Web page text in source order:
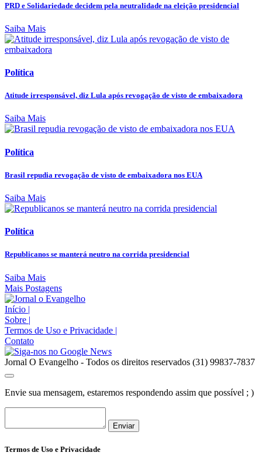
PRD e Solidariedade decidem pela neutralidade na eleição presidencial
Saiba Mais
Política
Atitude irresponsável, diz Lula após revogação de visto de embaixadora
Saiba Mais
Política
Brasil repudia revogação de visto de embaixadora nos EUA
Saiba Mais
Política
Republicanos se manterá neutro na corrida presidencial
Saiba Mais
Mais Postagens
Início |
Sobre |
Termos de Uso e Privacidade |
Contato
Jornal O Evangelho - Todos os direitos reservados (31) 99837-7837
Envie sua mensagem, estaremos respondendo assim que possível ; )
Enviar
Termos de Uso e Privacidade